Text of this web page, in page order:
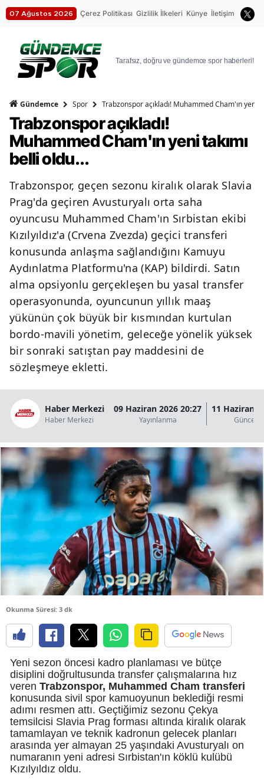
07 Ağustos 2026 Çerez Politikası Gizlilik İlkeleri Künye İletişim
Tarafsız, doğru ve gündemce spor haberleri!
Gündemce Spor Trabzonspor açıkladı! Muhammed Cham'ın yeni
Trabzonspor açıkladı!
Muhammed Cham'ın yeni takımı
belli oldu...
Trabzonspor, geçen sezonu kiralık olarak Slavia
Prag'da geçiren Avusturyalı orta saha
oyuncusu Muhammed Cham'ın Sırbistan ekibi
Kızılyıldız'a (Crvena Zvezda) geçici transferi
konusunda anlaşma sağlandığını Kamuyu
Aydınlatma Platformu'na (KAP) bildirdi. Satın
alma opsiyonlu gerçekleşen bu yasal transfer
operasyonunda, oyuncunun yıllık maaş
yükünün çok büyük bir kısmından kurtulan
bordo-mavili yönetim, geleceğe yönelik yüksek
bir sonraki satıştan pay maddesini de
sözleşmeye ekletti.
Haber Merkezi
Haber Merkezi
09 Haziran 2026 20:27
Yayınlanma
11 Haziran
Okunma Süresi: 3 dk
Yeni sezon öncesi kadro planlaması ve bütçe
disiplini doğrultusunda transfer çalışmalarına hız
veren Trabzonspor, Muhammed Cham transferi
konusunda sivil spor kamuoyunun beklediği resmi
adımı resmen attı. Geçtiğimiz sezonu Çekya
temsilcisi Slavia Prag forması altında kiralık olarak
tamamlayan ve teknik kadronun gelecek planları
arasında yer almayan 25 yaşındaki Avusturyalı on
numaranın yeni adresi Sırbistan'ın köklü kulübü
Kızılyıldız oldu.